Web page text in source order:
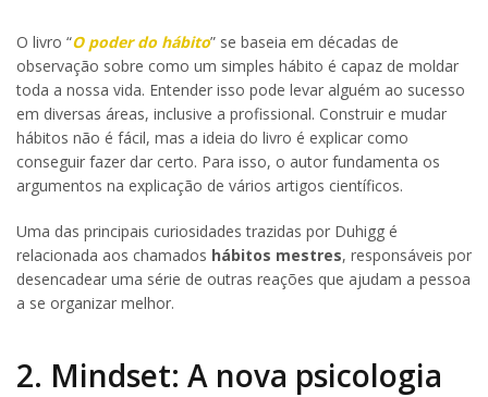
O livro “O poder do hábito” se baseia em décadas de
observação sobre como um simples hábito é capaz de moldar
toda a nossa vida. Entender isso pode levar alguém ao sucesso
em diversas áreas, inclusive a profissional. Construir e mudar
hábitos não é fácil, mas a ideia do livro é explicar como
conseguir fazer dar certo. Para isso, o autor fundamenta os
argumentos na explicação de vários artigos científicos.
Uma das principais curiosidades trazidas por Duhigg é
relacionada aos chamados hábitos mestres, responsáveis por
desencadear uma série de outras reações que ajudam a pessoa
a se organizar melhor.
2. Mindset: A nova psicologia